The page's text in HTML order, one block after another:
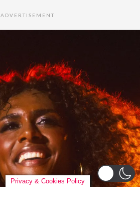
ADVERTISEMENT
Privacy & Cookies Policy